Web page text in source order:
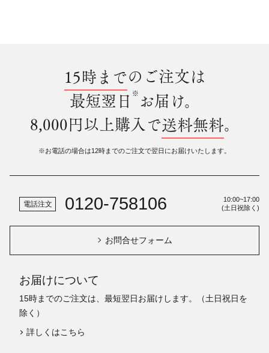
15時までのご注文は
最短翌日 ※ お届け。
8,000円以上購入で送料無料。
※お電話の場合は12時までのご注文で翌日にお届けいたします。
電話注文 0120-758106
10:00~17:00
(土日祝除く)
お問合せフォーム
お届けについて
15時までのご注文は、最短翌日お届けします。（土日祝日を
除く）
詳しくはこちら